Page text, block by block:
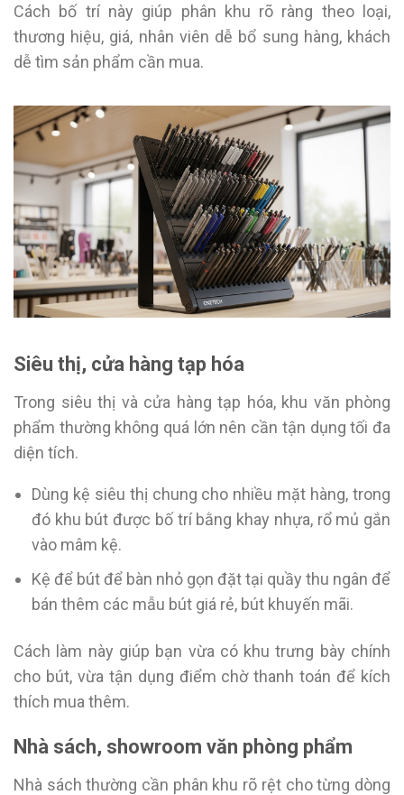
Cách bố trí này giúp phân khu rõ ràng theo loại,
thương hiệu, giá, nhân viên dễ bổ sung hàng, khách
dễ tìm sản phẩm cần mua.
Siêu thị, cửa hàng tạp hóa
Trong siêu thị và cửa hàng tạp hóa, khu văn phòng
phẩm thường không quá lớn nên cần tận dụng tối đa
diện tích.
Dùng kệ siêu thị chung cho nhiều mặt hàng, trong
đó khu bút được bố trí bằng khay nhựa, rổ mủ gắn
vào mâm kệ.
Kệ để bút để bàn nhỏ gọn đặt tại quầy thu ngân để
bán thêm các mẫu bút giá rẻ, bút khuyến mãi.
Cách làm này giúp bạn vừa có khu trưng bày chính
cho bút, vừa tận dụng điểm chờ thanh toán để kích
thích mua thêm.
Nhà sách, showroom văn phòng phẩm
Nhà sách thường cần phân khu rõ rệt cho từng dòng